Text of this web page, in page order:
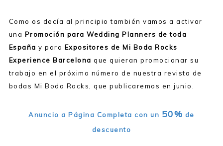
Como os decía al principio también vamos a activar
una Promoción para Wedding Planners de toda
España y para Expositores de Mi Boda Rocks
Experience Barcelona que quieran promocionar su
trabajo en el próximo número de nuestra revista de
bodas Mi Boda Rocks, que publicaremos en junio.
Anuncio a Página Completa con un 50% de
descuento